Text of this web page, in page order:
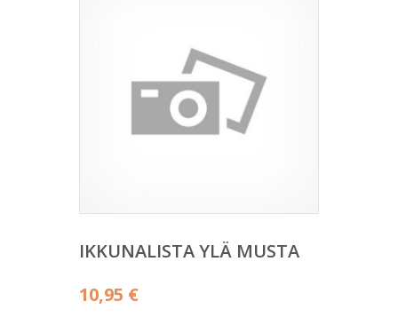
IKKUNALISTA YLÄ MUSTA
10,95 €